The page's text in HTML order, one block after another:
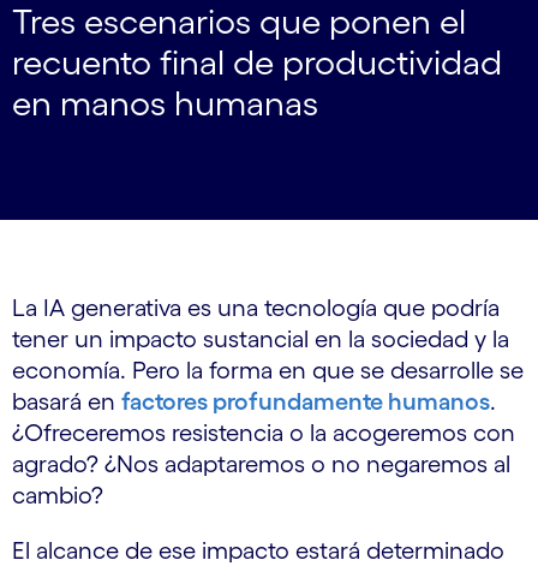
Tres escenarios que ponen el
recuento final de productividad
en manos humanas
La IA generativa es una tecnología que podría
tener un impacto sustancial en la sociedad y la
economía. Pero la forma en que se desarrolle se
basará en factores profundamente humanos.
¿Ofreceremos resistencia o la acogeremos con
agrado? ¿Nos adaptaremos o no negaremos al
cambio?
El alcance de ese impacto estará determinado